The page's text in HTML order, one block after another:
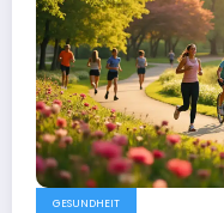
GESUNDHEIT